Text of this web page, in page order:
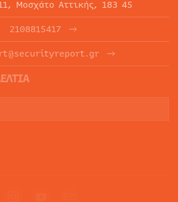
Μοσχάτο Αττικής, 183 45
2108815417